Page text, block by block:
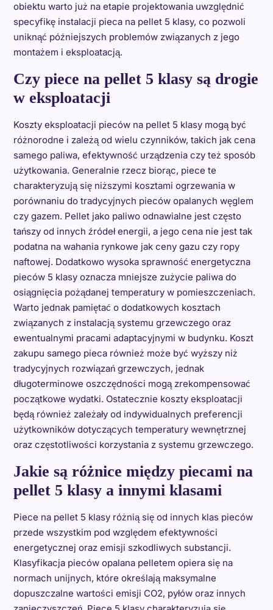
obiektu warto już na etapie projektowania uwzględnić
specyfikę instalacji pieca na pellet 5 klasy, co pozwoli
uniknąć późniejszych problemów związanych z jego
montażem i eksploatacją.
Czy piece na pellet 5 klasy są drogie
w eksploatacji
Koszty eksploatacji pieców na pellet 5 klasy mogą być
różnorodne i zależą od wielu czynników, takich jak cena
samego paliwa, efektywność urządzenia czy też sposób
użytkowania. Generalnie rzecz biorąc, piece te
charakteryzują się niższymi kosztami ogrzewania w
porównaniu do tradycyjnych pieców opalanych węglem
czy gazem. Pellet jako paliwo odnawialne jest często
tańszy od innych źródeł energii, a jego cena nie jest tak
podatna na wahania rynkowe jak ceny gazu czy ropy
naftowej. Dodatkowo wysoka sprawność energetyczna
pieców 5 klasy oznacza mniejsze zużycie paliwa do
osiągnięcia pożądanej temperatury w pomieszczeniach.
Warto jednak pamiętać o dodatkowych kosztach
związanych z instalacją systemu grzewczego oraz
ewentualnymi pracami adaptacyjnymi w budynku. Koszt
zakupu samego pieca również może być wyższy niż
tradycyjnych rozwiązań grzewczych, jednak
długoterminowe oszczędności mogą zrekompensować
początkowe wydatki. Ostatecznie koszty eksploatacji
będą również zależały od indywidualnych preferencji
użytkowników dotyczących temperatury wewnętrznej
oraz częstotliwości korzystania z systemu grzewczego.
Jakie są różnice między piecami na
pellet 5 klasy a innymi klasami
Piece na pellet 5 klasy różnią się od innych klas pieców
przede wszystkim pod względem efektywności
energetycznej oraz emisji szkodliwych substancji.
Klasyfikacja pieców opalana pelletem opiera się na
normach unijnych, które określają maksymalne
dopuszczalne wartości emisji CO2, pyłów oraz innych